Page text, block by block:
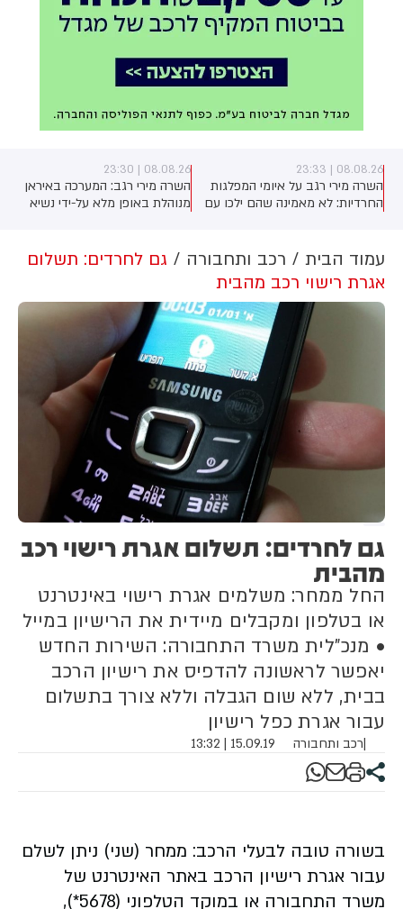
08.08.26 | 23:33
השרה מירי רגב על איומי המפלגות
החרדיות: לא מאמינה שהם ילכו עם
שהם צריכים להתגייס". על יאיר גולן
אמרה השרה: "הוא עומד בראש
מפלגה תומכת טרור". לסיום פנתה
לגלעד ארדן: "אל תבזבז קולות של
08.08.26 | 23:30
השרה מירי רגב: המערכה באיראן
מנוהלת באופן מלא על-ידי נשיא
איראן תתקוף את ישראל - אנחנו
עמוד הבית רכב ותחבורה
גם לחרדים: תשלום
אגרת רישוי רכב מהבית
גם לחרדים: תשלום אגרת רישוי רכב
מהבית
החל ממחר: משלמים אגרת רישוי באינטרנט
או בטלפון ומקבלים מיידית את הרישיון במייל
• מנכ"לית משרד התחבורה: השירות החדש
יאפשר לראשונה להדפיס את רישיון הרכב
בבית, ללא שום הגבלה וללא צורך בתשלום
עבור אגרת כפל רישיון
|רכב ותחבורה 15.09.19 | 13:32
בשורה טובה לבעלי הרכב: ממחר (שני) ניתן לשלם
עבור אגרת רישיון הרכב באתר האינטרנט של
משרד התחבורה או במוקד הטלפוני (5678*),